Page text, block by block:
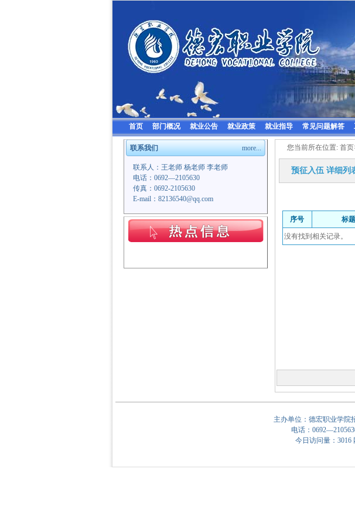
首页 部门概况 就业公告 就业政策 就业指导 常见问题解答
联系我们 more...
联系人：王老师 杨老师 李老师
电话：0692—2105630
传真：0692-2105630
E-mail：82136540@qq.com
您当前所在位置: 首页
预征入伍详细列
序号 标题
没有找到相关记录。
主办单位：德宏职业学院
电话：
今日访问量：3016